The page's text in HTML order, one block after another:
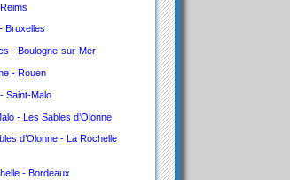
Bruxelles
- Boulogne-sur-Mer
- Rouen
Saint-Malo
- Les Sables d’Olonne
d’Olonne - La Rochelle
- Bordeaux